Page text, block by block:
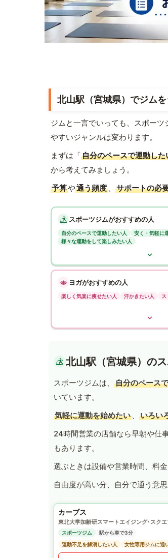
北山駅（宮城県）でジム
ジムと一言でいっても、スポー
やすいジャンルは変わります。
まずは「自分のペースで運動した
から考えてみましょう。
予算や通う頻度 、 サポートの必
スポーツジムがおすすめの人
自分のペースで運動したい人
安く・気軽に
様々な運動をして楽しみたい人
ヨガがおすすめの人
楽しく気楽に痩せたい人 汗かきたい人 ス
北山駅（宮城県）の
スポーツジムは、 自分のペース
いています。
気軽に運動を始めたい 、 いろい
24時間営業の店舗なら早朝や仕
もあります。
選ぶときは設備や営業時間、料
自由度が高い分、自分で通う意
カーブス
東北大学加齢研スマートエイジング･スク
スポーツジム
駅から車で3分
運動不足を解消したい人
女性専用ジムに通